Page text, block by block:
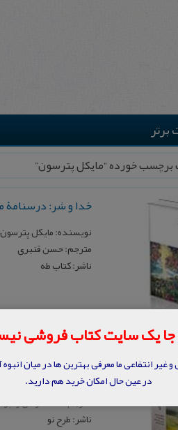
خورده “مایکل پترسون”
خدا و شر: درسنامۀ
نویسنده: مایکل پترسون
مترجم: حسن قنبری
ناشر: کتاب طه
عقل و اعتقاد
نویسنده: مایکل پترسون
مترجم: احمد نراقی و
ناشر: طرح نو
جا یک سایت کتاب فروشی
غیر انتفاعی ما معرفی بهترین ها در میان
در عین حال امکان خرید هم دارید.